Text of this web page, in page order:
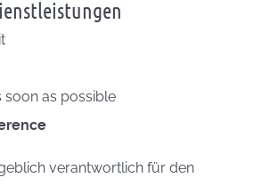
soon as possible
verantwortlich für den